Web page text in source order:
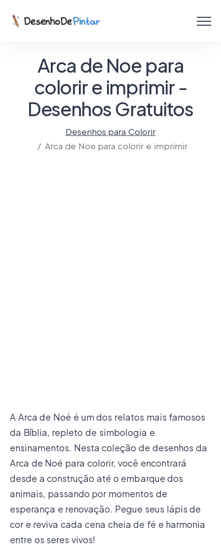
Colorir Online
Criar com IA!
Arca de Noe para
colorir e imprimir -
Desenhos Gratuitos
Desenhos para Colorir
Arca de Noe para colorir e imprimir
A Arca de Noé é um dos relatos mais famosos
da Bíblia, repleto de simbologia e
ensinamentos. Nesta coleção de desenhos da
Arca de Noé para colorir, você encontrará
desde a construção até o embarque dos
animais, passando por momentos de
esperança e renovação. Pegue seus lápis de
cor e reviva cada cena cheia de fé e harmonia
entre os seres vivos!